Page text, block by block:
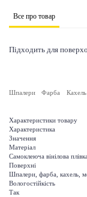
Все про товар
Підходить для
Шпалери Фарба Кахель
Характеристики товару
Характеристика
Значення
Матеріал
Самоклеюча вінілова плівка
Поверхні
Шпалери, фарба, кахель,
Вологостійкість
Так